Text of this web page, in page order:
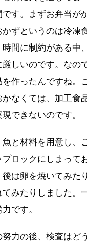
す。まずお弁当が
ずというのは冷凍
間に制約がある中
しいのです。なの
を作ったんですね。
なくては、加工食
できないのです。
と材料を用意し、
ロックにしまって
は卵を焼いてみた
みたりしました。
です。
力の後、検査はど